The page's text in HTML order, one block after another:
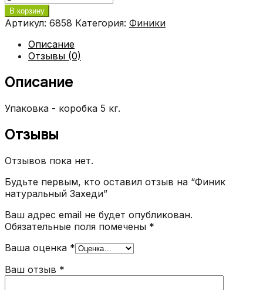
В корзину
Артикул: 6858 Категория: Финики
Описание
Отзывы (0)
Описание
Упаковка - коробка 5 кг.
Отзывы
Отзывов пока нет.
Будьте первым, кто оставил отзыв на “Финик
натуральный Захеди”
Ваш адрес email не будет опубликован.
Обязательные поля помечены *
Ваша оценка *
Ваш отзыв *